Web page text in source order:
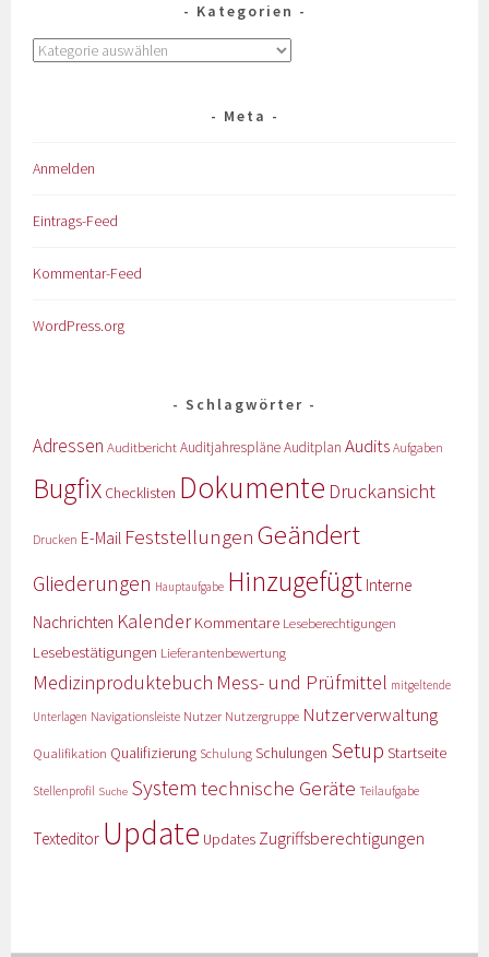
Kategorien
Meta
Anmelden
Eintrags-Feed
Kommentar-Feed
WordPress.org
Schlagwörter
Adressen AuditberichtAuditjahrespläneAuditplan Audits Aufgaben
Bugfix Checklisten Dokumente Druckansicht
Drucken E-Mail Feststellungen Geändert
Gliederungen Hauptaufgabe Hinzugefügt Interne
Nachrichten KalenderKommentare Leseberechtigungen
Lesebestätigungen Lieferantenbewertung
Medizinproduktebuch Mess- und Prüfmittel mitgeltende
Unterlagen Navigationsleiste Nutzer Nutzergruppe Nutzerverwaltung
Qualifikation Qualifizierung Schulung Schulungen Setup Startseite
Stellenprofil Suche System technische Geräte Teilaufgabe
Texteditor Update Updates Zugriffsberechtigungen